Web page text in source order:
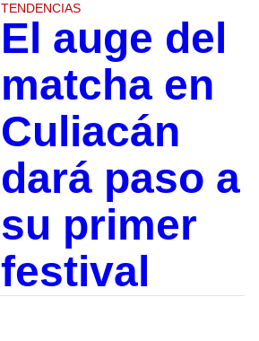
TENDENCIAS
El auge del
matcha en
Culiacán
dará paso a
su primer
festival